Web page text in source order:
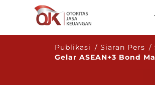
Publikasi / Siaran Pers /
Gelar ASEAN+3 Bond